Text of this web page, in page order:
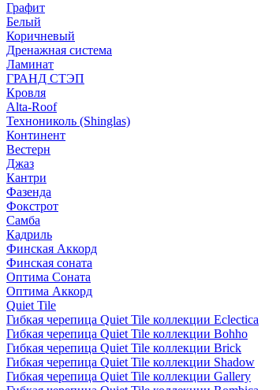
Графит
Белый
Коричневый
Дренажная система
Ламинат
ГРАНД СТЭП
Кровля
Alta-Roof
Технониколь (Shinglas)
Континент
Вестерн
Джаз
Кантри
Фазенда
Фокстрот
Самба
Кадриль
Финская Аккорд
Финская соната
Оптима Соната
Оптима Аккорд
Quiet Tile
Гибкая черепица Quiet Tile коллекции Eclectica
Гибкая черепица Quiet Tile коллекции Bohho
Гибкая черепица Quiet Tile коллекции Brick
Гибкая черепица Quiet Tile коллекции Shadow
Гибкая черепица Quiet Tile коллекции Gallery